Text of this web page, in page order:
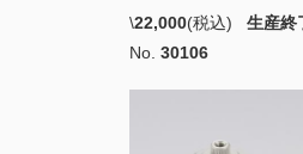
\22,000(税込) 生産終
No. 30106